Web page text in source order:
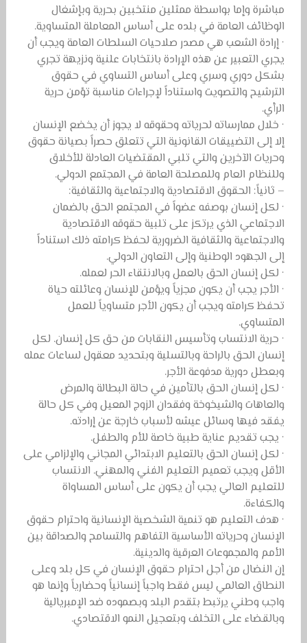
مباشرة وإما بواسطة ممثلين منتخبين بحرية وبإشغال
الوظائف العامة في بلده على أساس المعاملة المتساوية.
· إرادة الشعب هي مصدر صلاحيات السلطات العامة ويجب أن
يجري التعبير عن هذه الإرادة بانتخابات علنية ونزيهة تجري
بشكل دوري وسري وعلى أساس التساوي في حقوق
الترشيح والتصويت واستناداً لإجراءات مناسبة تؤمن حرية
الرأي.
· خلال ممارساته لحرياته وحقوقه لا يجوز أن يخضع الإنسان
إلا إلى التضييقات القانونية التي تتعلق حصراً بصيانة حقوق
وحريات الآخرين والتي تلبي المقتضيات العادلة للأخلاق
وللنظام العام وللمصلحة العامة في المجتمع الدولي.
– ثانياً: الحقوق الاقتصادية والاجتماعية والثقافية:
· لكل إنسان بوصفه عضواً في المجتمع الحق بالضمان
الاجتماعي الذي يرتكز على تلبية حقوقه الاقتصادية
والاجتماعية والثقافية الضرورية لحفظ كرامته ذلك استناداً
إلى الجهود الوطنية وإلى التعاون الدولي.
· لكل إنسان الحق بالعمل وبالانتقاء الحر لعمله.
· الأجر يجب أن يكون مجزياً ويؤمن للإنسان وعائلته حياة
تحفظ كرامته ويجب أن يكون الأجر متساوياً للعمل
المتساوي.
· حرية الانتساب وتأسيس النقابات من حق كل إنسان. لكل
إنسان الحق بالراحة وبالتسلية وبتحديد معقول لساعات عمله
وبعطل دورية مدفوعة الأجر.
· لكل إنسان الحق بالتأمين في حالة البطالة والمرض
والعاهات والشيخوخة وفقدان الزوج المعيل وفي كل حالة
يفقد فيها وسائل عيشه لأسباب خارجة عن إرادته.
· يجب تقديم عناية طبية خاصة للأم والطفل.
· لكل إنسان الحق بالتعليم الابتدائي المجاني والإلزامي على
الأقل ويجب تعميم التعليم الفني والمهني. الانتساب
للتعليم العالي يجب أن يكون على أساس المساواة
والكفاءة.
· هدف التعليم هو تنمية الشخصية الإنسانية واحترام حقوق
الإنسان وحرياته الأساسية التفاهم والتسامح والصداقة بين
الأمم والمجموعات العرقية والدينية.
إن النضال من أجل احترام حقوق الإنسان في كل بلد وعلى
النطاق العالمي ليس فقط واجباً إنسانياً وحضارياً وإنما هو
واجب وطني يرتبط بتقدم البلد وبصموده ضد الإمبريالية
وبالقضاء على التخلف وبتعجيل النمو الاقتصادي.